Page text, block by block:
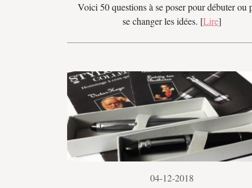
Voici 50 questions à se poser pour débuter ou
se changer les idées. [Lire]
04-12-2018